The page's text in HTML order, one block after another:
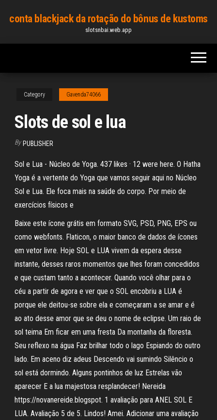
content
conta blackjack da rotação do bônus de kustoms
slotsnbai.web.app
Category Gavenda74066
Slots de sol e lua
By PUBLISHER
Sol e Lua - Núcleo de Yoga. 437 likes · 12 were here. O Hatha
Yoga é a vertente do Yoga que vamos seguir aqui no Núcleo
Sol e Lua. Ele foca mais na saúde do corpo. Por meio de
exercícios físicos e
Baixe este ícone grátis em formato SVG, PSD, PNG, EPS ou
como webfonts. Flaticon, o maior banco de dados de ícones
em vetor livre. Hoje SOL e LUA vivem da espera desse
instante, desses raros momentos que lhes foram concedidos
e que custam tanto a acontecer. Quando você olhar para o
céu a partir de agora e ver que o SOL encobriu a LUA é
porque ele deitou-se sobre ela e começaram a se amar e é
ao ato desse amor que se deu o nome de eclipse. Um raio de
sol teima Em ficar em uma fresta Da montanha da floresta.
Seu reflexo na água Faz brilhar todo o lago Espiando do outro
lado. Em aceno diz adeus Descendo vai sumindo Silêncio o
sol está dormindo. Alguns pontinhos de luz Estrelas vão
aparecer E a lua majestosa resplandecer! Nereida
https://novanereide.blogspot. 1 avaliação para ANEL SOL E
LUA. Avaliação 5 de 5. Lindos! Amei. Adicionar uma avaliação